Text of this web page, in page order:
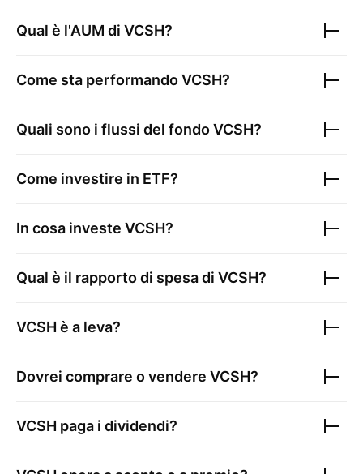
Qual è l'AUM di VCSH?
Come sta performandoVCSH?
Quali sono i flussi del fondoVCSH?
Come investire in ETF?
In cosa investe VCSH?
Qual è il rapporto di spesa di VCSH?
VCSH è a leva?
Dovrei comprare o vendere VCSH?
VCSH paga i dividendi?